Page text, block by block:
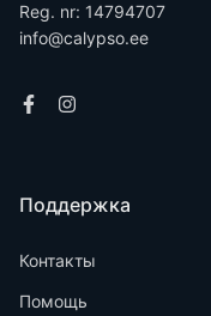
Reg. nr: 14794707
info@calypso.ee
Поддержка
Контакты
Помощь